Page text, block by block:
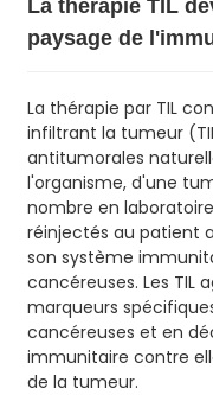
La thérapie TIL
paysage de
La thérapie par TIL
infiltrant la tumeur
antitumorales
l'organisme, d'une
nombre en
réinjectés au patient
son système
cancéreuses. Les TIL
marqueurs
cancéreuses et en
immunitaire contre
de la tumeur.